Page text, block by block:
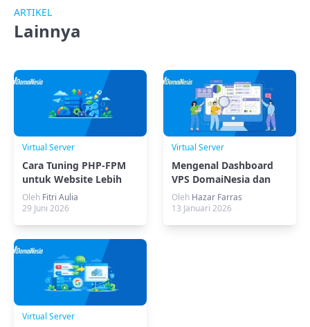
ARTIKEL
Lainnya
Virtual Server
Cara Tuning PHP-FPM
untuk Website Lebih
Cepat dan Stabil
Oleh Fitri Aulia
29 Juni 2026
Virtual Server
Mengenal Dashboard
VPS DomaiNesia dan
Fungsinya Secara
Lengkap
Oleh Hazar Farras
13 Januari 2026
Virtual Server